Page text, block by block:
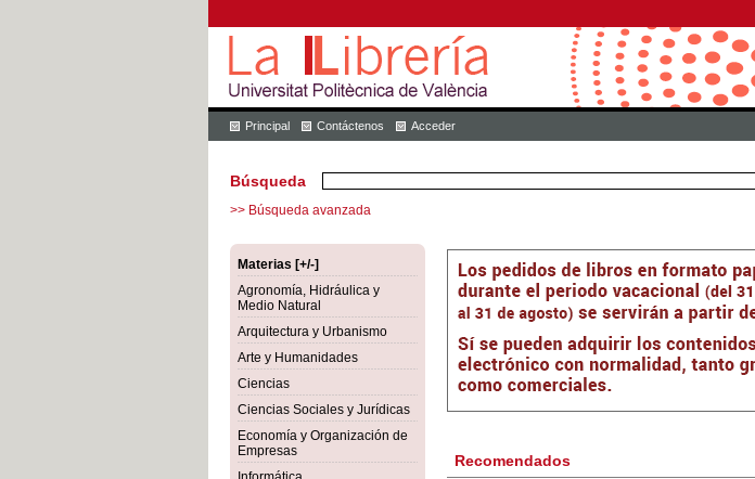
Principal Contáctenos Acceder
Búsqueda
>> Búsqueda avanzada
Materias [+/-]
Agronomía, Hidráulica y
Medio Natural
Arquitectura y Urbanismo
Arte y Humanidades
Ciencias
Ciencias Sociales y Jurídicas
Economía y Organización de
Empresas
Recomendados